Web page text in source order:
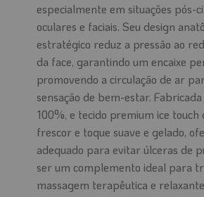
especialmente em situações pós-
oculares e faciais. Seu design
estratégico reduz a pressão ao
da face, garantindo um encaixe
promovendo a circulação de ar
sensação de bem-estar.
100%, e tecido premium ice touch
frescor e toque suave e gelado,
adequado para evitar úlceras de
ser um complemento ideal para
massagem terapêutica e